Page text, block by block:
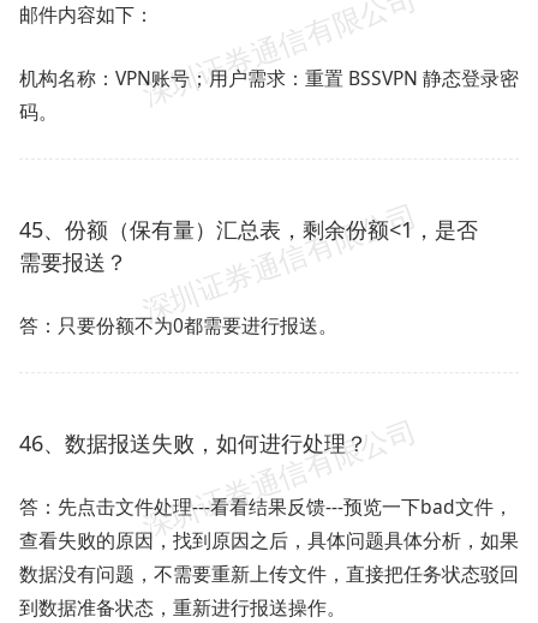
邮件内容如下：
机构名称：VPN账号；用户需求：重置 BSSVPN 静态登录密
码。
45、份额（保有量）汇总表，剩余份额<1，是否
需要报送？
答：只要份额不为0都需要进行报送。
46、数据报送失败，如何进行处理？
答：先点击文件处理---看看结果反馈---预览一下bad文件，
查看失败的原因，找到原因之后，具体问题具体分析，如果
数据没有问题，不需要重新上传文件，直接把任务状态驳回
到数据准备状态，重新进行报送操作。